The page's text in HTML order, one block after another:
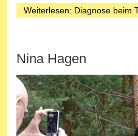
Weiterlesen: Diagnose beim
Nina Hagen